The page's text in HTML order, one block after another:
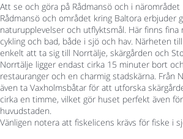
Att se och göra på Rådmansö och i närområdet
Rådmansö och området kring Baltora erbjuder
naturupplevelser och utflyktsmål. Här finns fina
cykling och bad, både i sjö och hav. Närheten
enkelt att ta sig till Norrtälje, skärgården och
Norrtälje ligger endast cirka 15 minuter bort
restauranger och en charmig stadskärna. Från
även ta Vaxholmsbåtar för att utforska
cirka en timme, vilket gör huset perfekt även
huvudstaden.
Vänligen notera att fiskelicens krävs för fiske i